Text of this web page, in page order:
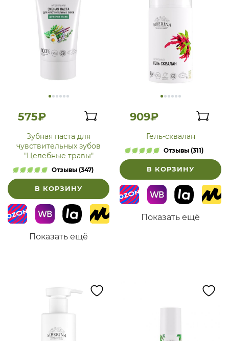
575₽
Зубная паста для
чувствительных зубов
"Целебные травы"
Отзывы (347)
В КОРЗИНУ
Показать ещё
909₽
Гель-сквалан
Отзывы (311)
В КОРЗИНУ
Показать ещё